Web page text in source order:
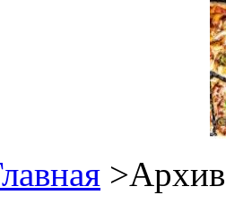
>Архив